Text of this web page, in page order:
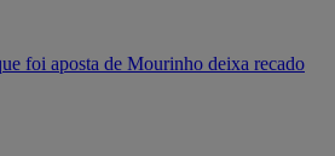
foi aposta de Mourinho deixa recado